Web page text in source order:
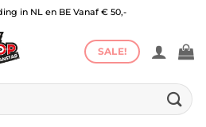
in NL en BE Vanaf € 50,-
SALE!